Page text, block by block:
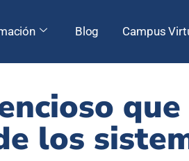
Blog Campus
los